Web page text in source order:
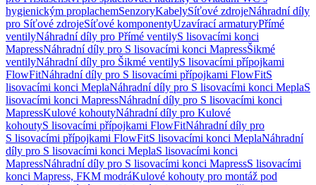
hygienickým proplachemSenzoryKabelySíťové zdrojeNáhradní díly
pro Síťové zdrojeSíťové komponentyUzavírací armaturyPřímé
ventilyNáhradní díly pro Přímé ventilyS lisovacími konci
MapressNáhradní díly pro S lisovacími konci MapressŠikmé
ventilyNáhradní díly pro Šikmé ventilyS lisovacími přípojkami
FlowFitNáhradní díly pro S lisovacími přípojkami FlowFitS
lisovacími konci MeplaNáhradní díly pro S lisovacími konci MeplaS
lisovacími konci MapressNáhradní díly pro S lisovacími konci
MapressKulové kohoutyNáhradní díly pro Kulové
kohoutyS lisovacími přípojkami FlowFitNáhradní díly pro
S lisovacími přípojkami FlowFitS lisovacími konci MeplaNáhradní
díly pro S lisovacími konci MeplaS lisovacími konci
MapressNáhradní díly pro S lisovacími konci MapressS lisovacími
konci Mapress, FKM modráKulové kohouty pro montáž pod